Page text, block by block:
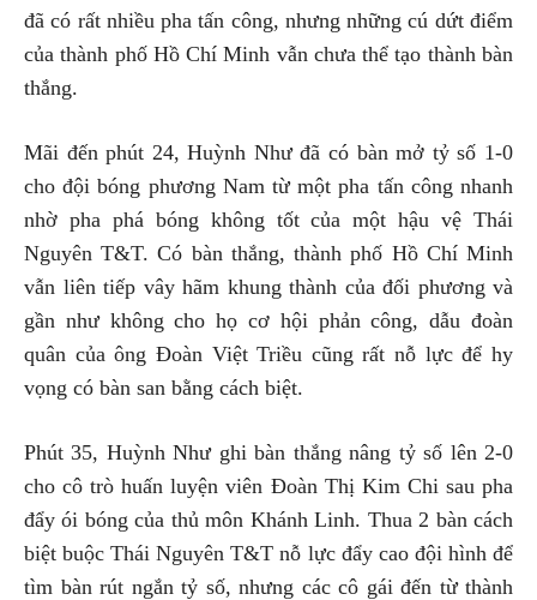
đã có rất nhiều pha tấn công, nhưng những cú dứt điểm
của thành phố Hồ Chí Minh vẫn chưa thể tạo thành bàn
thắng.
Mãi đến phút 24, Huỳnh Như đã có bàn mở tỷ số 1-0
cho đội bóng phương Nam từ một pha tấn công nhanh
nhờ pha phá bóng không tốt của một hậu vệ Thái
Nguyên T&T. Có bàn thắng, thành phố Hồ Chí Minh
vẫn liên tiếp vây hãm khung thành của đối phương và
gần như không cho họ cơ hội phản công, dẫu đoàn
quân của ông Đoàn Việt Triều cũng rất nỗ lực để hy
vọng có bàn san bằng cách biệt.
Phút 35, Huỳnh Như ghi bàn thắng nâng tỷ số lên 2-0
cho cô trò huấn luyện viên Đoàn Thị Kim Chi sau pha
đẩy ói bóng của thủ môn Khánh Linh. Thua 2 bàn cách
biệt buộc Thái Nguyên T&T nỗ lực đẩy cao đội hình để
tìm bàn rút ngắn tỷ số, nhưng các cô gái đến từ thành